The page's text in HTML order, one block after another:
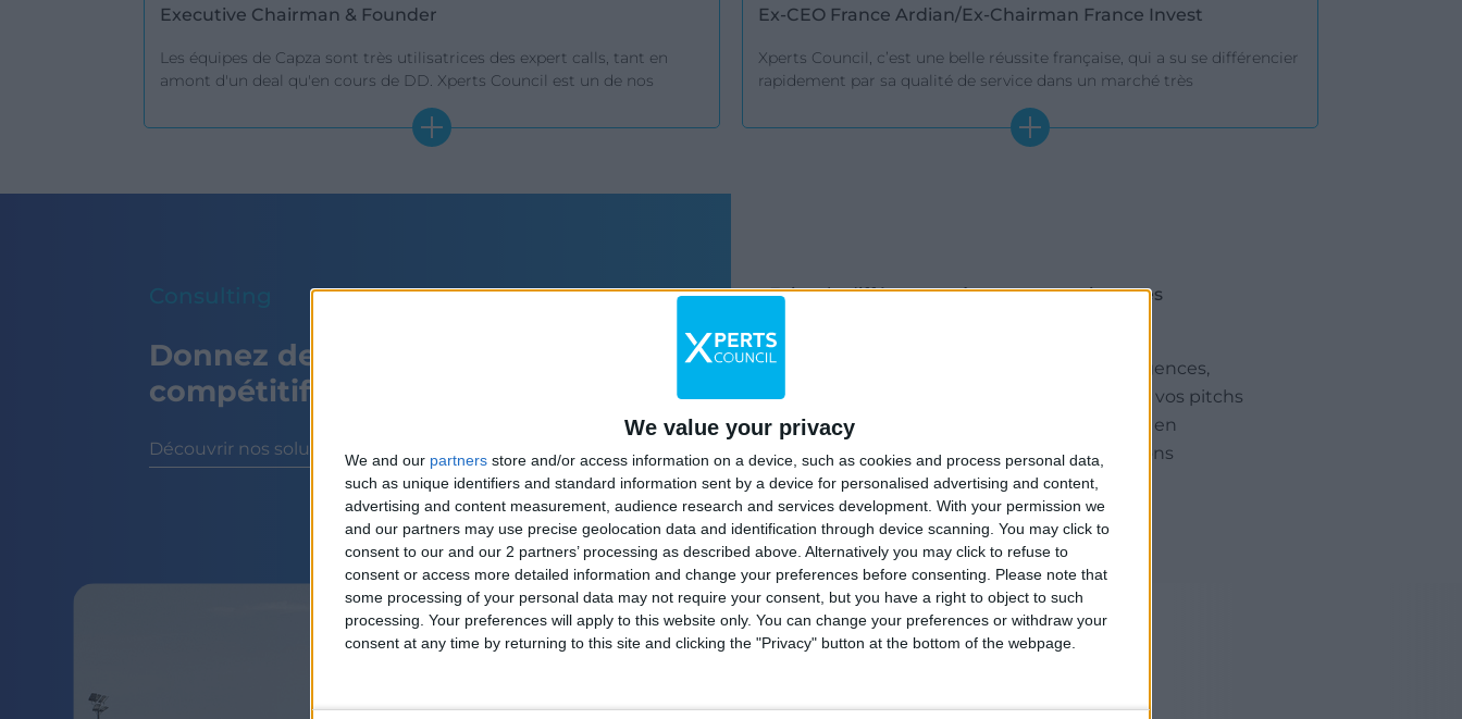
We value your privacy
We and our partners store and/or access information on a device, such as cookies and process personal data,
such as unique identifiers and standard information sent by a device for personalised advertising and content,
advertising and content measurement, audience research and services development. With your permission we
and our partners may use precise geolocation data and identification through device scanning. You may click to
consent to our and our 2 partners’ processing as described above. Alternatively you may click to refuse to
consent or access more detailed information and change your preferences before consenting.
Please note that
some processing of your personal data may not require your consent, but you have a right to object to such
processing. Your preferences will apply to this website only. You can change your preferences or withdraw your
consent at any time by returning to this site and clicking the "Privacy" button at the bottom of the webpage.
Executive Chairman & Founder
Les équipes de Capza sont très utilisatrices des expert calls, tant en
amont d'un deal qu'en cours de DD. Xperts Council est un de nos
partenaires de longue date, en qui nous avons toute confiance.
Ex-CEO France Ardian/Ex-Chairman France Invest
Xperts Council, c’est une belle réussite française, qui a su se différencier
rapidement par sa qualité de service dans un marché très
Donnez des avantages
compétitifs à vos clients
Découvrir nos solutions sur-mesure
Faites la différence grâce aux connaissances
Missions de stratégie, benchmarks, due diligences,
études sectiorielles… Préparez efficacement vos pitchs
et boostez la valeur ajoutée de vos missions en
donnant accès à vos clients à des informations
décisives.